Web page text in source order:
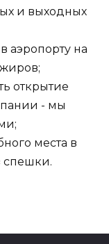
и выходных
аэропорту на
открытие
- мы
места в
спешки.